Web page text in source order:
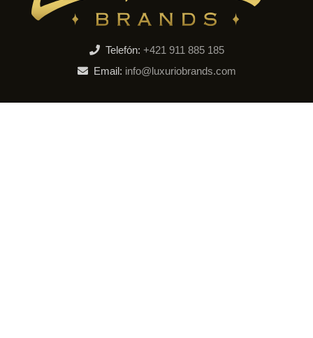
Telefón: +421 911 885 185
Email: info@luxuriobrands.com